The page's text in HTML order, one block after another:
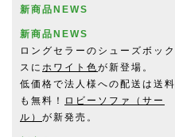
新商品NEWS
新商品NEWS
ロングセラーのシューズボック
スに ホワイト色が新登場。
低価格で法人様への配送は送料
も無料！
ロビーソファ（サー
ル） が新発売。